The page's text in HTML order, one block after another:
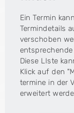
Ein Termin
Termindetails
verschoben
Diese LIste
Klick auf den
termine in der
erweitert